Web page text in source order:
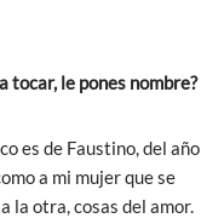
tocar, le pones nombre?
es de Faustino, del año
a mi mujer que se
la otra, cosas del amor.